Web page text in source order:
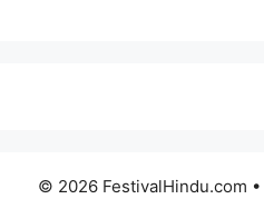
© 2026 FestivalHindu.com